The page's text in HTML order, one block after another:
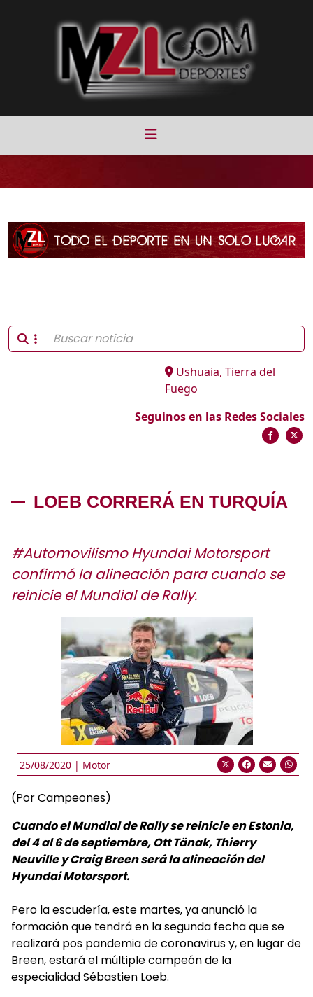
Ushuaia, Tierra del
Fuego
Seguinos en las Redes Sociales
LOEB CORRERÁ EN TURQUÍA
#Automovilismo Hyundai Motorsport
confirmó la alineación para cuando se
reinicie el Mundial de Rally.
25/08/2020 | Motor
(Por Campeones)
Cuando el Mundial de Rally se reinicie en Estonia,
del 4 al 6 de septiembre, Ott Tänak, Thierry
Neuville y Craig Breen será la alineación del
Hyundai Motorsport.
Pero la escudería, este martes, ya anunció la
formación que tendrá en la segunda fecha que se
realizará pos pandemia de coronavirus y, en lugar de
Breen, estará el múltiple campeón de la
especialidad Sébastien Loeb.